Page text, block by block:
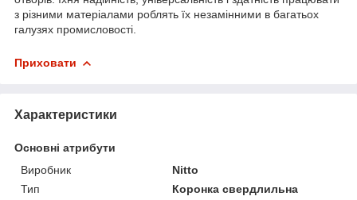
з різними матеріалами роблять їх незамінними в багатьох
галузях промисловості.
Приховати
Характеристики
Основні атрибути
Виробник
Nitto
Тип
Коронка свердлильна